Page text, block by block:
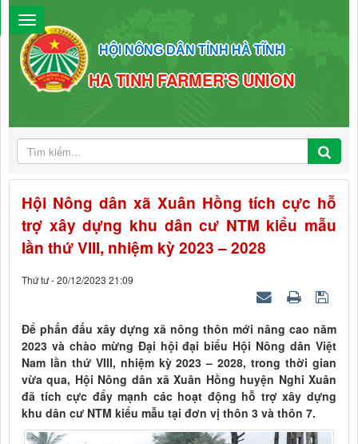
HỘI NÔNG DÂN TỈNH HÀ TĨNH
HA TINH FARMER'S UNION
Hội Nông dân xã Xuân Hồng tích cực hỗ
trợ xây dựng khu dân cư NTM kiểu mẫu
lần thứ VIII, nhiệm kỳ 2023 – 2028
Thứ tư - 20/12/2023 21:09
Để phấn đấu xây dựng xã nông thôn mới nâng cao năm
2023 và chào mừng Đại hội đại biểu Hội Nông dân Việt
Nam lần thứ VIII, nhiệm kỳ 2023 – 2028, trong thời gian
vừa qua, Hội Nông dân xã Xuân Hồng huyện Nghi Xuân
đã tích cực đẩy mạnh các hoạt động hỗ trợ xây dựng
khu dân cư NTM kiểu mẫu tại đơn vị thôn 3 và thôn 7.